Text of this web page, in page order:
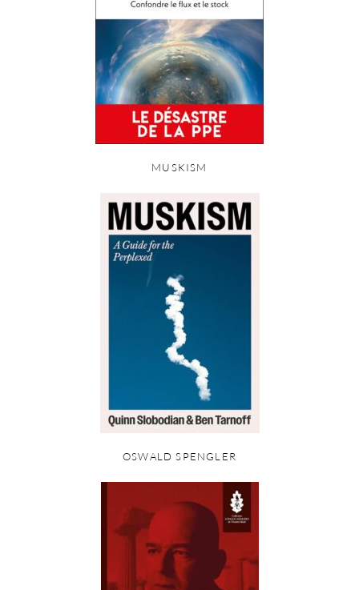
MUSKISM
OSWALD SPENGLER